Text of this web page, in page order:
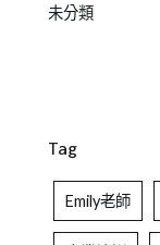
未分類
Tag
Emily老師